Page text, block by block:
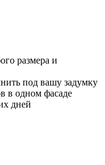
размера и
под вашу задумку
в одном фасаде
дней